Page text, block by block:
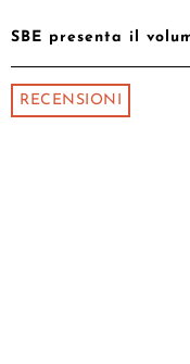
SBE presenta il
RECENSIONI